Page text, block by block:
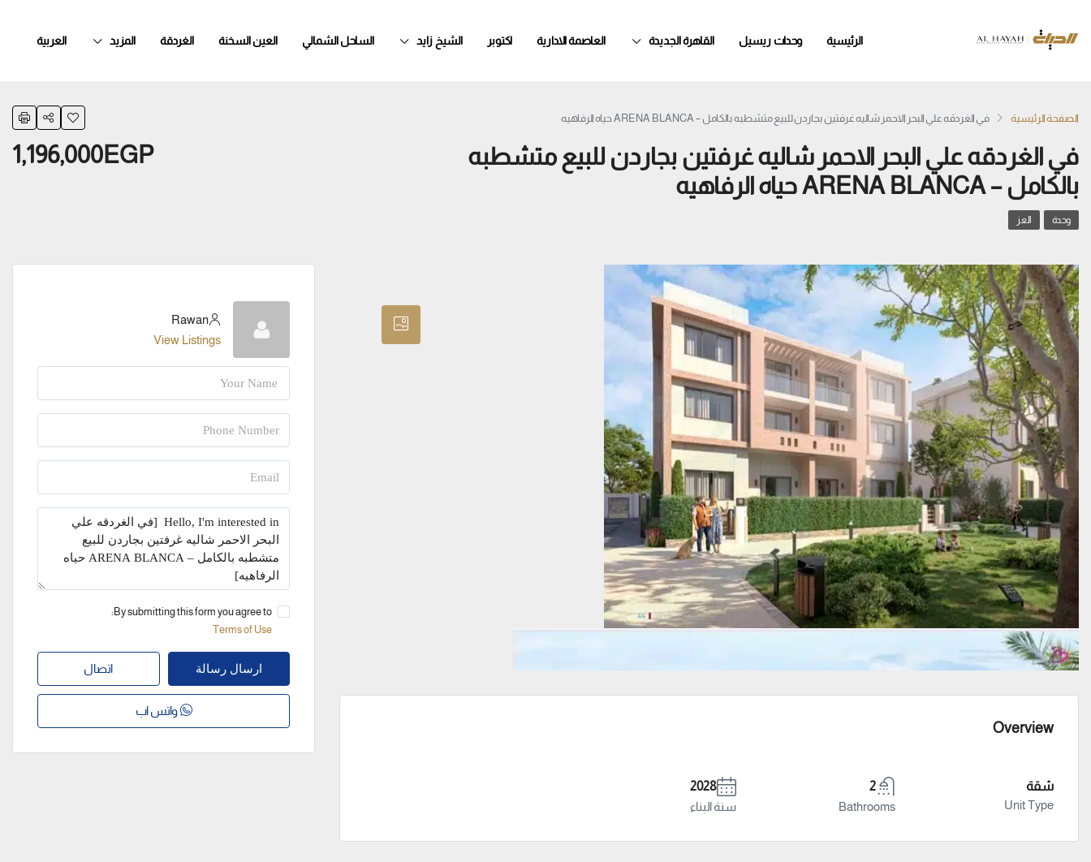
الرئيسية وحدات ريسيل القاهرة الجديدة العاصمة الادارية اكتوبر الشيخ زايد الساحل الشمالي العين السخنة الغردقة المزيد العربية
الصفحة الرئيسية في الغردقه علي البحر الاحمر شاليه غرفتين بجاردن للبيع متشطبه بالكامل – ARENA BLANCA حياه الرفاهيه
في الغردقه علي البحر الاحمر شاليه غرفتين بجاردن للبيع متشطبه
بالكامل – ARENA BLANCA حياه الرفاهيه
1,196,000EGP
وحدة العز
Overview
شقة
Unit Type
2
Bathrooms
2028
سنة البناء
Rawan
View Listings
By submitting this form you agree to:
Terms of Use
ارسال رسالة اتصال
واتس اب